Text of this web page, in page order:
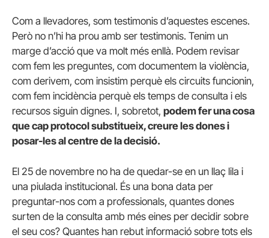
Com a llevadores, som testimonis d’aquestes escenes.
Però no n’hi ha prou amb ser testimonis. Tenim un
marge d’acció que va molt més enllà. Podem revisar
com fem les preguntes, com documentem la violència,
com derivem, com insistim perquè els circuits funcionin,
com fem incidència perquè els temps de consulta i els
recursos siguin dignes. I, sobretot, podem fer una cosa
que cap protocol substitueix, creure les dones i
posar-les al centre de la decisió.
El 25 de novembre no ha de quedar-se en un llaç lila i
una piulada institucional. És una bona data per
preguntar-nos com a professionals, quantes dones
surten de la consulta amb més eines per decidir sobre
el seu cos? Quantes han rebut informació sobre tots els